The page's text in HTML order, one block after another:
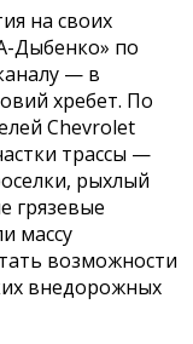
на своих
Дыбенко» по
— в
хребет. По
Chevrolet
трассы —
рыхлый
грязевые
массу
возможности
внедорожных